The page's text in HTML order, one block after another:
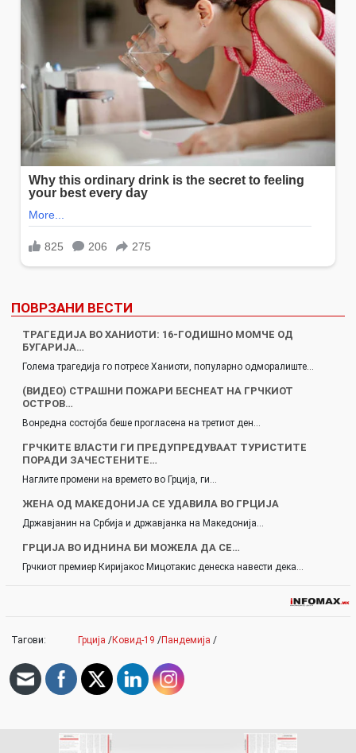
ПОВРЗАНИ ВЕСТИ
ТРАГЕДИЈА ВО ХАНИОТИ: 16-ГОДИШНО МОМЧЕ ОД
БУГАРИЈА…
Голема трагедија го потресе Ханиоти, популарно одморалиште…
(ВИДЕО) СТРАШНИ ПОЖАРИ БЕСНЕАТ НА ГРЧКИОТ
ОСТРОВ…
Вонредна состојба беше прогласена на третиот ден…
ГРЧКИТЕ ВЛАСТИ ГИ ПРЕДУПРЕДУВААТ ТУРИСТИТЕ
ПОРАДИ ЗАЧЕСТЕНИТЕ…
Наглите промени на времето во Грција, ги…
ЖЕНА ОД МАКЕДОНИЈА СЕ УДАВИЛА ВО ГРЦИЈА
Државјанин на Србија и државјанка на Македонија…
ГРЦИЈА ВО ИДНИНА БИ МОЖЕЛА ДА СЕ…
Грчкиот премиер Киријакос Мицотакис денеска навести дека…
Тагови: Грција /Ковид-19 /Пандемија /